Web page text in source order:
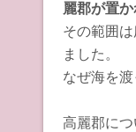
麗郡が置か
その範囲
ました。
なぜ海を
高麗郡に